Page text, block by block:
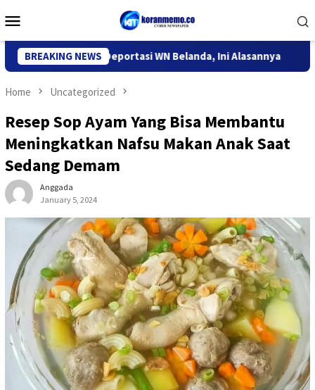
to
Menu
BREAKING NEWS
Kediri Deportasi WN Belanda, Ini Alasannya 9 Desa
Home Uncategorized
Resep Sop Ayam Yang Bisa Membantu
Meningkatkan Nafsu Makan Anak Saat
Sedang Demam
Anggada
January 5, 2024